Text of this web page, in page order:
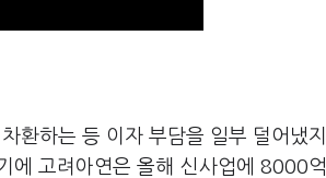
환하는 등 이자 부담을 일부 덜어냈지
에 고려아연은 올해 신사업에 8000억